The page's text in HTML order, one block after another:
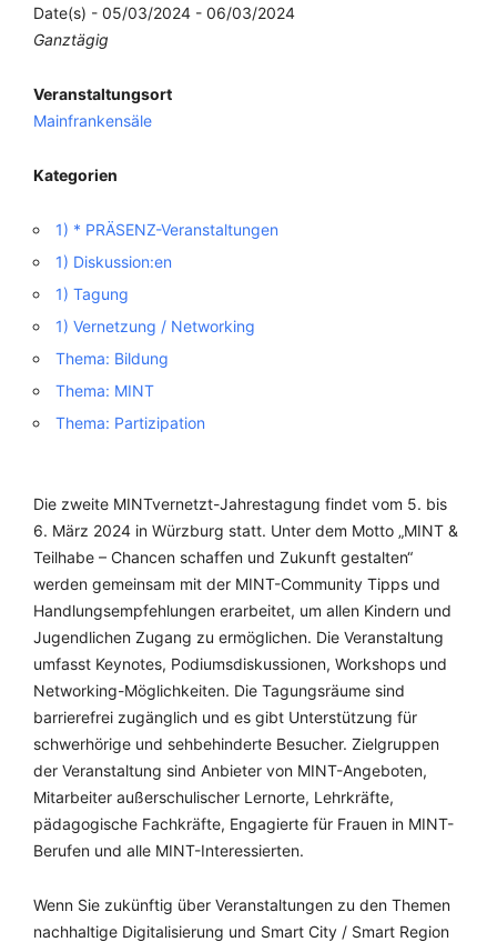
Date(s) - 05/03/2024 - 06/03/2024
Ganztägig
Veranstaltungsort
Mainfrankensäle
Kategorien
1) * PRÄSENZ-Veranstaltungen
1) Diskussion:en
1) Tagung
1) Vernetzung / Networking
Thema: Bildung
Thema: MINT
Thema: Partizipation
Die zweite MINTvernetzt-Jahrestagung findet vom 5. bis
6. März 2024 in Würzburg statt. Unter dem Motto „MINT &
Teilhabe – Chancen schaffen und Zukunft gestalten“
werden gemeinsam mit der MINT-Community Tipps und
Handlungsempfehlungen erarbeitet, um allen Kindern und
Jugendlichen Zugang zu ermöglichen. Die Veranstaltung
umfasst Keynotes, Podiumsdiskussionen, Workshops und
Networking-Möglichkeiten. Die Tagungsräume sind
barrierefrei zugänglich und es gibt Unterstützung für
schwerhörige und sehbehinderte Besucher. Zielgruppen
der Veranstaltung sind Anbieter von MINT-Angeboten,
Mitarbeiter außerschulischer Lernorte, Lehrkräfte,
pädagogische Fachkräfte, Engagierte für Frauen in MINT-
Berufen und alle MINT-Interessierten.
Wenn Sie zukünftig über Veranstaltungen zu den Themen
nachhaltige Digitalisierung und Smart City / Smart Region